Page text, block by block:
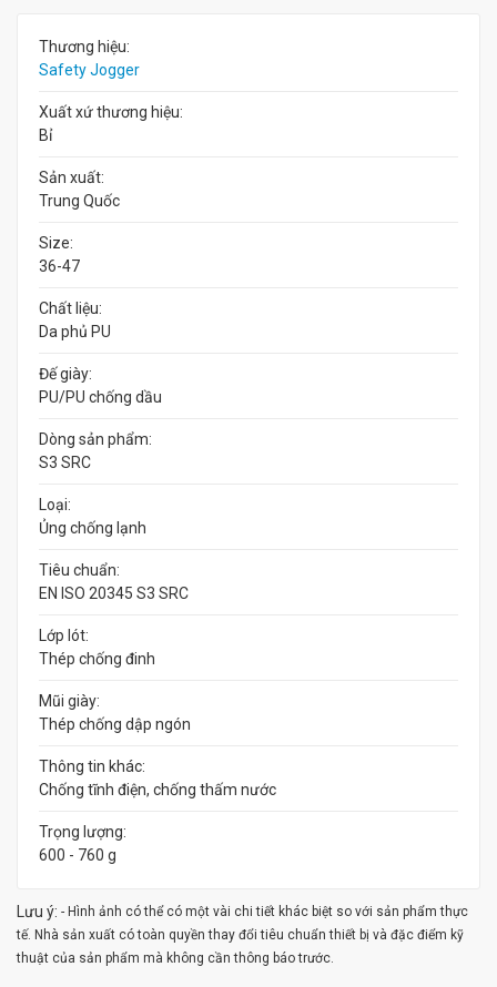
Thương hiệu:
Safety Jogger
Xuất xứ thương hiệu:
Bỉ
Sản xuất:
Trung Quốc
Size:
36-47
Chất liệu:
Da phủ PU
Đế giày:
PU/PU chống dầu
Dòng sản phẩm:
S3 SRC
Loại:
Ủng chống lạnh
Tiêu chuẩn:
EN ISO 20345 S3 SRC
Lớp lót:
Thép chống đinh
Mũi giày:
Thép chống dập ngón
Thông tin khác:
Chống tĩnh điện, chống thấm nước
Trọng lượng:
600 - 760 g
Lưu ý: - Hình ảnh có thể có một vài chi tiết khác biệt so với sản phẩm thực
tế. Nhà sản xuất có toàn quyền thay đổi tiêu chuẩn thiết bị và đặc điểm kỹ
thuật của sản phẩm mà không cần thông báo trước.